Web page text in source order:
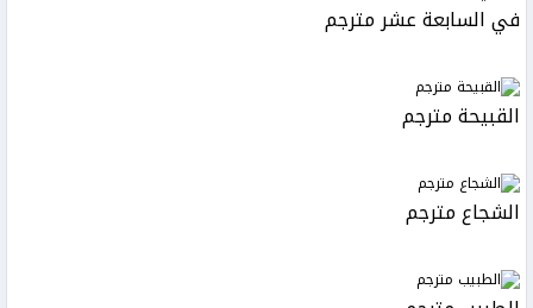
في السابعة عشر مترجم
القبيحة مترجم
الشجاع مترجم